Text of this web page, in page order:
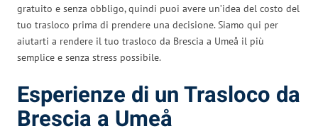
gratuito e senza obbligo, quindi puoi avere un’idea del costo del
tuo trasloco prima di prendere una decisione. Siamo qui per
aiutarti a rendere il tuo trasloco da Brescia a Umeå il più
semplice e senza stress possibile.
Esperienze di un Trasloco da
Brescia a Umeå